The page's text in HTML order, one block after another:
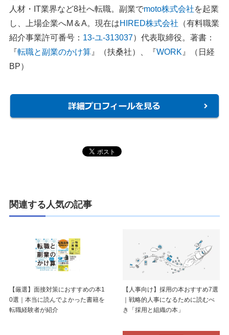
人材・IT業界など8社へ転職。副業でmoto株式会社を起業
し、上場企業へM＆A。現在はHIRED株式会社 （有料職業
紹介事業許可番号： 13-ユ-313037）代表取締役。著書：
『転職と副業のかけ算 』（扶桑社）、『WORK 』（日経
BP）
関連する人気の記事
【厳選】面接対策におすすめの本1
0選｜本当に読んでよかった書籍を
転職経験者が紹介
【人事向け】採用の本おすすめ7選
｜戦略的人事になるために読むべ
き「採用と組織の本」